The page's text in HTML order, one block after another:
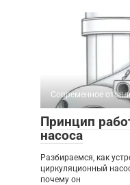
Современное
Принцип
насоса
Разбираемся, как
циркуляционный
почему он